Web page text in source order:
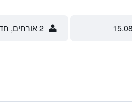
2 אורחים, חדר 1